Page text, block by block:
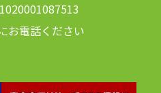
お電話ください